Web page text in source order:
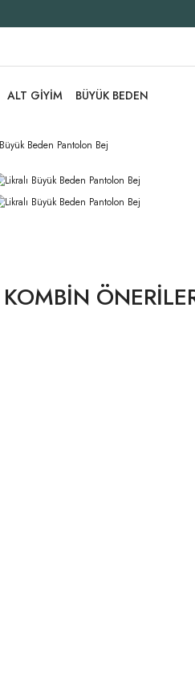
ALT GİYİM BÜYÜK BEDEN
Beden Pantolon Bej
KOMBİN